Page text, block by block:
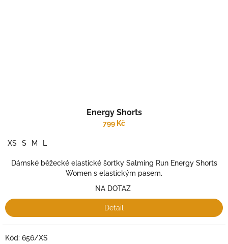
Energy Shorts
799 Kč
XS S M L
Dámské běžecké elastické šortky Salming Run Energy Shorts
Women s elastickým pasem.
NA DOTAZ
Detail
Kód: 656/XS